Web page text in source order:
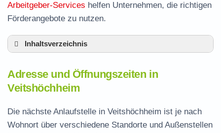
Arbeitgeber-Services helfen Unternehmen, die richtigen
Förderangebote zu nutzen.
Inhaltsverzeichnis
Leistungen der Arbeitsvermittlung in
Veitshöchheim
Termin vereinbaren und Bürgergeld beantragen
Jobcenter Würzburg – zuständige Stelle
Adresse und Öffnungszeiten in
Veitshöchheim
Die nächste Anlaufstelle in Veitshöchheim ist je nach
Wohnort über verschiedene Standorte und Außenstellen